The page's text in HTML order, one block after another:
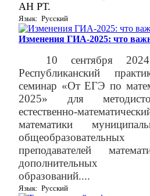
АН РТ.
Язык: Русский
Изменения ГИА-2025: что
10 сентября
Республиканский
семинар «От ЕГЭ по
2025» для
естественно-
математики
преподавателей
дополнительных
образований....
Язык: Русский